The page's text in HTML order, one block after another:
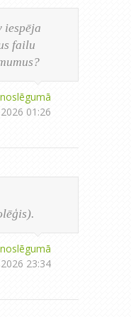
iespēja
failu
01:26
23:34